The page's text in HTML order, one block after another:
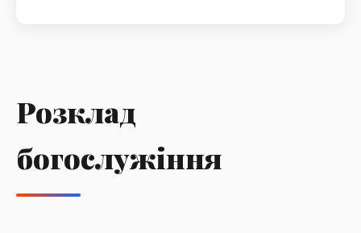
Розклад
богослужіння